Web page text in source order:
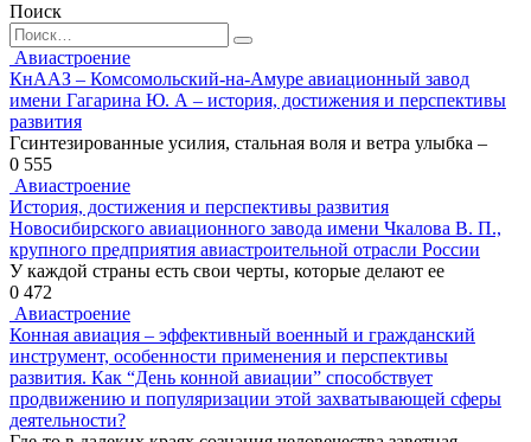
Поиск
Search
for:
Авиастроение
КнААЗ – Комсомольский-на-Амуре авиационный завод
имени Гагарина Ю. А – история, достижения и перспективы
развития
Гсинтезированные усилия, стальная воля и ветра улыбка –
0 555
Авиастроение
История, достижения и перспективы развития
Новосибирского авиационного завода имени Чкалова В. П.,
крупного предприятия авиастроительной отрасли России
У каждой страны есть свои черты, которые делают ее
0 472
Авиастроение
Конная авиация – эффективный военный и гражданский
инструмент, особенности применения и перспективы
развития. Как “День конной авиации” способствует
продвижению и популяризации этой захватывающей сферы
деятельности?